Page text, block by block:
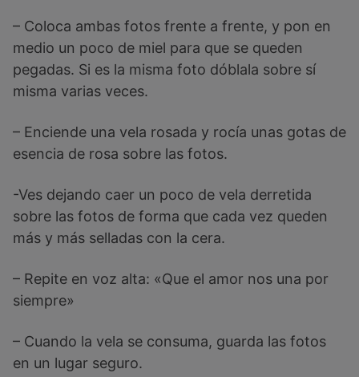
– Coloca ambas fotos frente a frente, y pon en
medio un poco de miel para que se queden
pegadas. Si es la misma foto dóblala sobre sí
misma varias veces.
– Enciende una vela rosada y rocía unas gotas de
esencia de rosa sobre las fotos.
-Ves dejando caer un poco de vela derretida
sobre las fotos de forma que cada vez queden
más y más selladas con la cera.
– Repite en voz alta: «Que el amor nos una por
siempre»
– Cuando la vela se consuma, guarda las fotos
en un lugar seguro.